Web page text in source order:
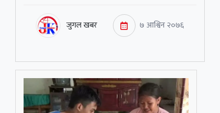
जुगल खबर ७ आश्विन २०७६